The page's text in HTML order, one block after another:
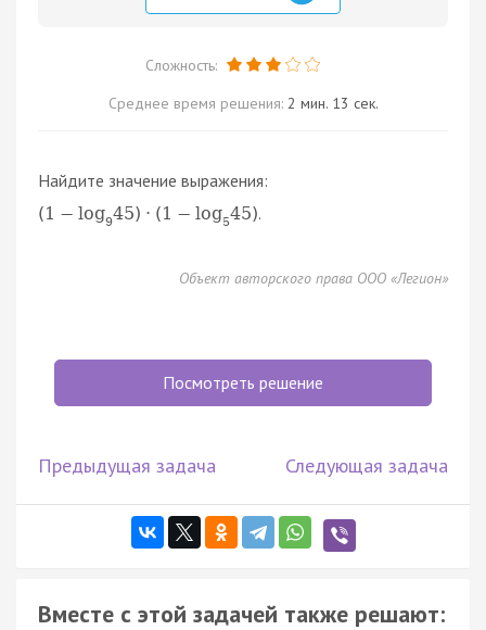
Сложность:
Среднее время решения: 2 мин. 13 сек.
Найдите значение выражения:
(1 − log945) ⋅ (1 − log545).
Объект авторского права ООО «Легион»
Посмотреть решение
Предыдущая задача Следующая задача
Вместе с этой задачей также решают: